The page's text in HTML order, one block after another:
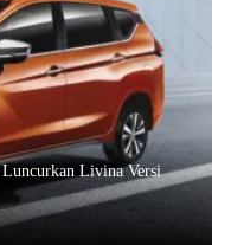
Livina Versi